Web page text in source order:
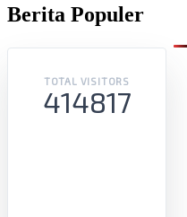
Berita Populer
TOTAL VISITORS
414817